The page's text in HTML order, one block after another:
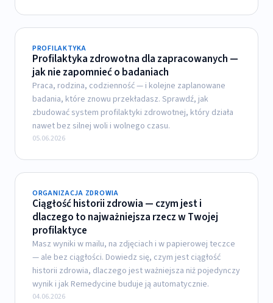
PROFILAKTYKA
Profilaktyka zdrowotna dla zapracowanych —
jak nie zapomnieć o badaniach
Praca, rodzina, codzienność — i kolejne zaplanowane
badania, które znowu przekładasz. Sprawdź, jak
zbudować system profilaktyki zdrowotnej, który działa
nawet bez silnej woli i wolnego czasu.
05.06.2026
ORGANIZACJA ZDROWIA
Ciągłość historii zdrowia — czym jest i
dlaczego to najważniejsza rzecz w Twojej
profilaktyce
Masz wyniki w mailu, na zdjęciach i w papierowej teczce
— ale bez ciągłości. Dowiedz się, czym jest ciągłość
historii zdrowia, dlaczego jest ważniejsza niż pojedynczy
wynik i jak Remedycine buduje ją automatycznie.
04.06.2026